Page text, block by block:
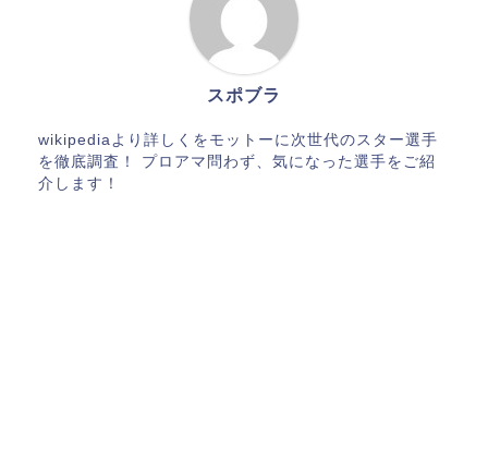
スポブラ
wikipediaより詳しくをモットーに次世代のスター選手
を徹底調査！ プロアマ問わず、気になった選手をご紹
介します！